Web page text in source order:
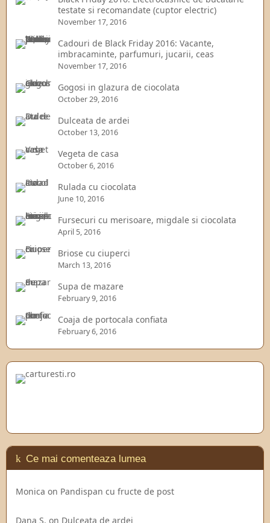
testate si recomandate (cuptor electric)
November 17, 2016
Cadouri de Black Friday 2016: Vacante,
imbracaminte, parfumuri, jucarii, ceas
November 17, 2016
Gogosi in glazura de ciocolata
October 29, 2016
Dulceata de ardei
October 13, 2016
Vegeta de casa
October 6, 2016
Rulada cu ciocolata
June 10, 2016
Fursecuri cu merisoare, migdale si ciocolata
April 5, 2016
Briose cu ciuperci
March 13, 2016
Supa de mazare
February 9, 2016
Coaja de portocala confiata
February 6, 2016
Ce mai comenteaza lumea
Monica on Pandispan cu fructe de post
Dana S. on Dulceata de ardei